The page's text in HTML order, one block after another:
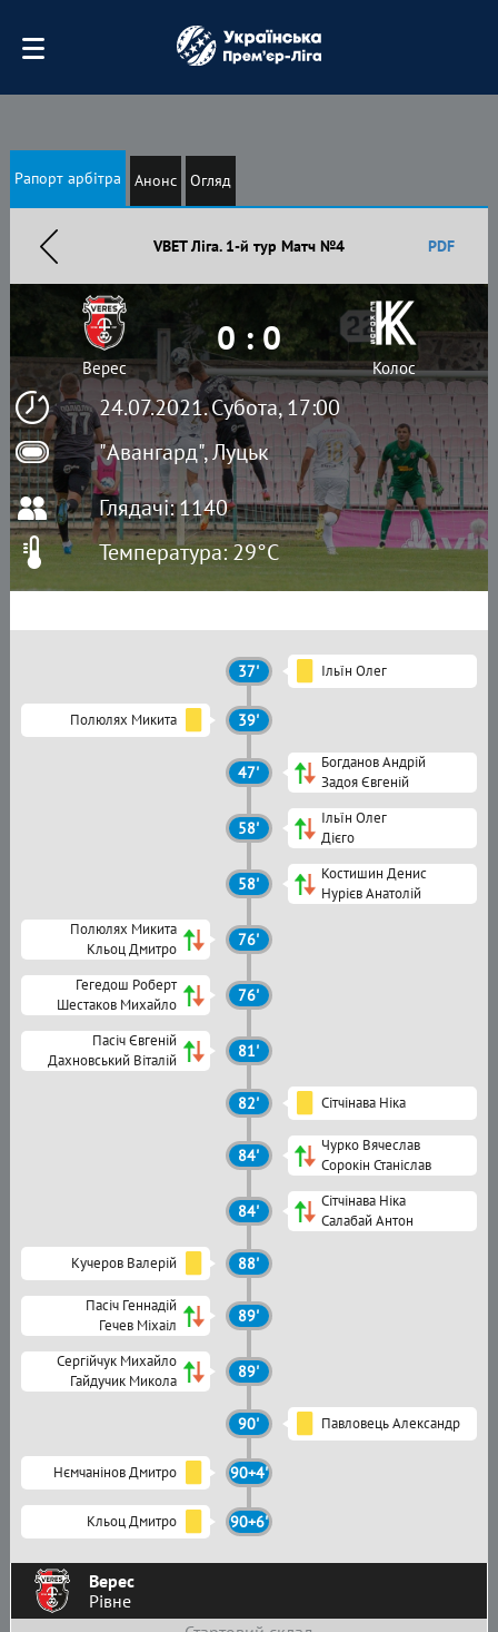
Рапорт арбітра Анонс Огляд
VBET Ліга. 1-й тур Матч №4 PDF
24.07.2021. Субота, 17:00
"Авангард", Луцьк
Верес
0 : 0
Колос
Глядачі: 1140
Температура: 29°C
Верес
Рівне
37' Ільїн Олег
Полюлях Микита 39'
47'
Богданов Андрій
Задоя Євгеній
58'
Ільїн Олег
Дієго
58'
Костишин Денис
Нурієв Анатолій
Полюлях Микита
Кльоц Дмитро
76'
Гегедош Роберт
Шестаков Михайло
76'
Пасіч Євгеній
Дахновський Віталій
81'
82' Сітчінава Ніка
84'
Чурко Вячеслав
Сорокін Станіслав
84'
Сітчінава Ніка
Салабай Антон
Кучеров Валерій 88'
Пасіч Геннадій
Гечев Міхаіл
89'
Сергійчук Михайло
Гайдучик Микола
89'
90' Павловець Александр
Нємчанінов Дмитро 90+4'
Кльоц Дмитро 90+6'